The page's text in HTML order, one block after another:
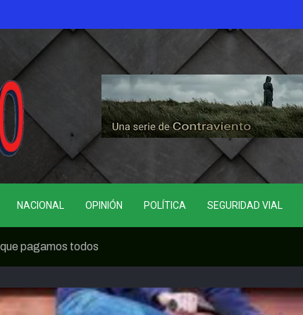
NACIONAL OPINIÓN POLÍTICA SEGURIDAD VIAL
pagamos todos